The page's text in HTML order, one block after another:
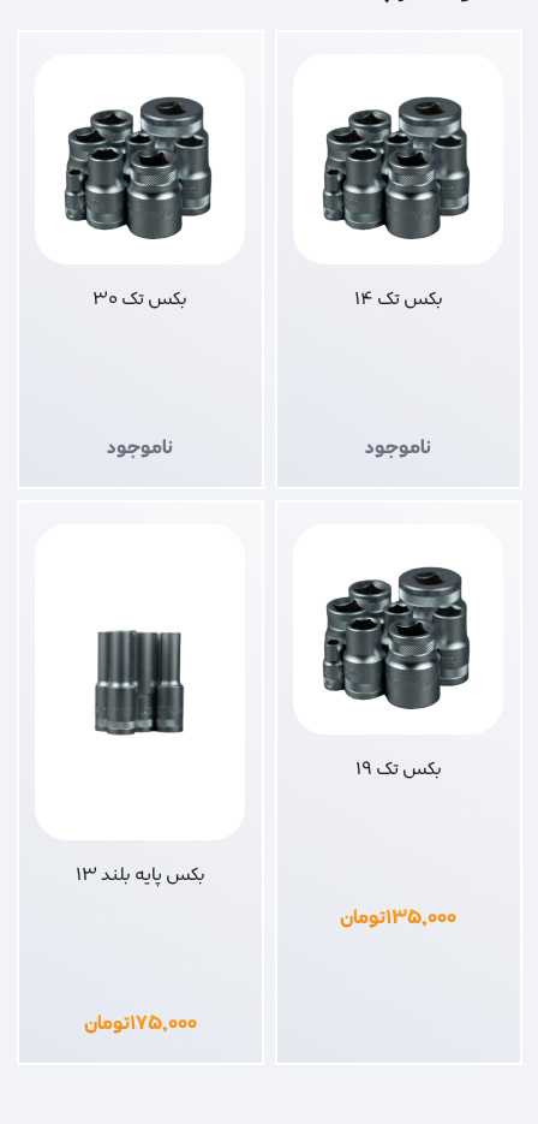
بکس تک 14
ناموجود
بکس تک 30
ناموجود
بکس تک 19
۱۳۵,۰۰۰تومان
بکس پایه بلند 13
۱۷۵,۰۰۰تومان